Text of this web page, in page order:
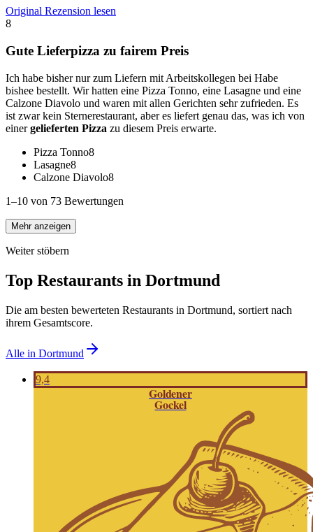
Original Rezension lesen
8
Gute Lieferpizza zu fairem Preis
Ich habe bisher nur zum Liefern mit Arbeitskollegen bei Habe
bishee bestellt. Wir hatten eine Pizza Tonno, eine Lasagne und eine
Calzone Diavolo und waren mit allen Gerichten sehr zufrieden. Es
ist zwar kein Sternerestaurant, aber es liefert genau das, was ich von
einergelieferten Pizza zu diesem Preis erwarte.
Pizza Tonno8
Lasagne8
Calzone Diavolo8
1–10 von 73 Bewertungen
Mehr anzeigen
Weiter stöbern
Top Restaurants in Dortmund
Die am besten bewerteten Restaurants in Dortmund, sortiert nach
ihrem Gesamtscore.
Alle in Dortmund
9,4
Goldener
Gockel